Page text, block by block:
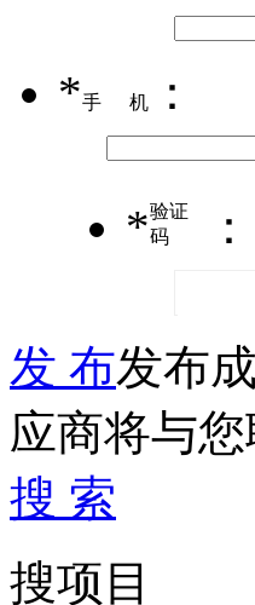
*手机 ：
*验证
码
：
发 布发布
应商将与
搜 索
搜项目